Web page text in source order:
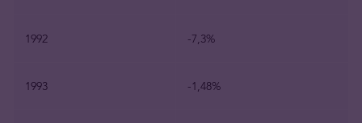
1992 -7,3%
1993 -1,48%